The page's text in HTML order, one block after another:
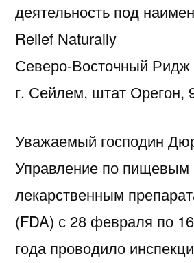
деятельность под
Relief Naturally
Северо-Восточный Ридж
г. Сейлем, штат Орегон,
Уважаемый господин
Управление по пищевым
лекарственным
(FDA) с 28 февраля по
года проводило